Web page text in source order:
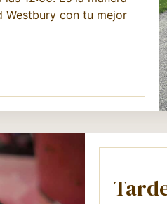
Westbury con tu mejor